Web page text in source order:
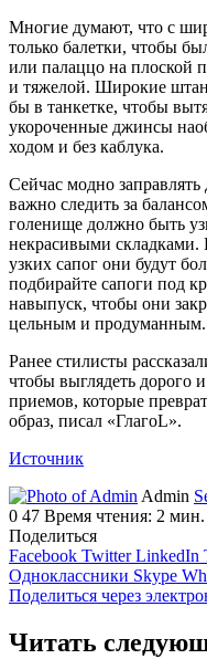
Многие думают, что с
только балетки, чтобы
или палаццо на плоской
и тяжелой. Широкие
бы в танкетке, чтобы
укороченные джинсы
ходом и без каблука.
Сейчас модно
важно следить за
голенище должно быть
некрасивыми
узких сапог они будут
подбирайте сапоги под
навыпуск, чтобы они
цельным и продуманным.
Ранее стилисты
чтобы выглядеть дорого
приемов, которые
образ, писал «ГлагоL».
Источник
Admin
0 47 Время чтения: 2 мин.
Поделиться
Facebook Twitter LinkedIn
Одноклассники Skype
Поделиться через
Читать